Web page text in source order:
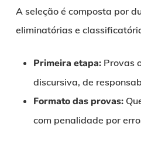
A seleção é composta por
eliminatórias e
Primeira etapa:Provas
discursiva, de
Formato das provas:
com penalidade por